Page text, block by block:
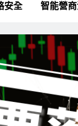
安全 智能營